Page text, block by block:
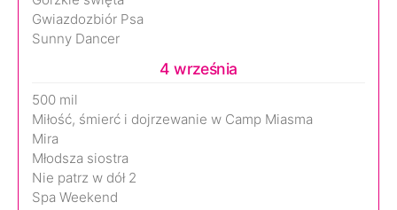
Gwiazdozbiór Psa
Sunny Dancer
4 września
500 mil
Miłość, śmierć i dojrzewanie w Camp Miasma
Mira
Młodsza siostra
Nie patrz w dół 2
Spa Weekend